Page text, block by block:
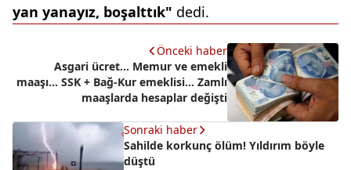
yan yanayız, boşalttık" dedi.
Önceki haber
Asgari ücret... Memur ve emekli
maaşı... SSK + Bağ-Kur emeklisi... Zamlı
maaşlarda hesaplar değişti
Sonraki haber
Sahilde korkunç ölüm! Yıldırım böyle
düştü